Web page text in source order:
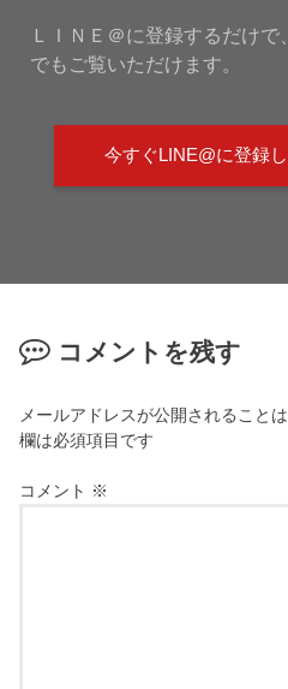
ＬＩＮＥ＠に登録するだけ
でもご覧いただけます。
今すぐLINE@に登録
コメントを残す
メールアドレスが公開されることは
欄は必須項目です
コメント ※